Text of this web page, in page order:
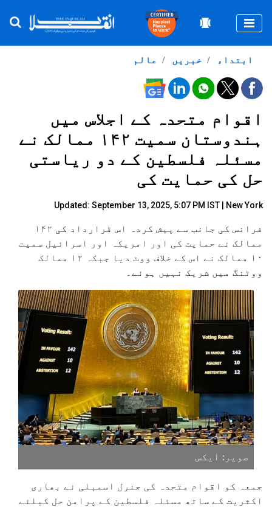
عالم خبریں ابتداء
اقوام متحدہ کے اجلاس میں
ہندوستان سمیت ۱۴۲ ممالک نے
مسئلہ فلسطین کے دو ریاستی
حل کی حمایت کی
Updated: September 13, 2025, 5:07 PM IST | New York
فرانس کی جانب سے پیش کردہ اس قرارداد کی ۱۴۲
ممالک نے حمایت کی اور امریکہ اور اسرائیل سمیت
۱۰ ممالک نے اس کے خلاف ووٹ دیا جبکہ ۱۲ ممالک
ووٹنگ میں شریک نہیں ہوئے۔
صویر: ایکس
جمعہ کو اقوام متحدہ کی جنرل اسمبلی نے بھاری
اکثریت کے ساتھ مسئلہ فلسطین کے پرامن حل کیلئے